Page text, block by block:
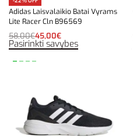
Adidas Laisvalaikio Batai Vyrams
Lite Racer Cln B96569
58,00€45,00€
Pasirinkti savybes